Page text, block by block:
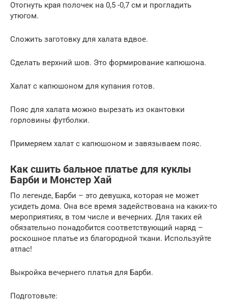
Отогнуть края полочек на 0,5 -0,7 см и прогладить
утюгом.
Сложить заготовку для халата вдвое.
Сделать верхний шов. Это формирование капюшона.
Халат с капюшоном для купания готов.
Пояс для халата можно вырезать из окантовки
горловины футболки.
Примеряем халат с капюшоном и завязываем пояс.
Как сшить бальное платье для куклы
Барби и Монстер Хай
По легенде, Барби – это девушка, которая не может
усидеть дома. Она все время задействована на каких-то
мероприятиях, в том числе и вечерних. Для таких ей
обязательно понадобится соответствующий наряд –
роскошное платье из благородной ткани. Используйте
атлас!
Выкройка вечернего платья для Барби.
Подготовьте: